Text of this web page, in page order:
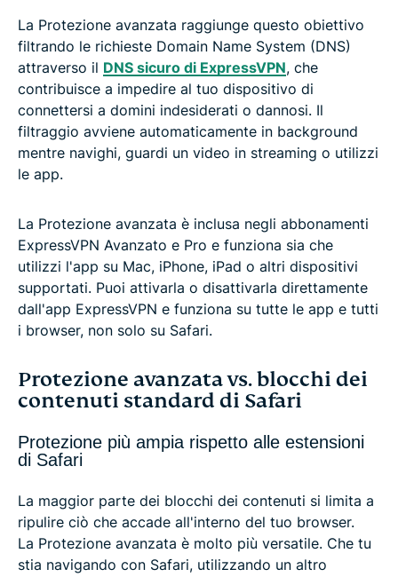
La Protezione avanzata raggiunge questo obiettivo
filtrando le richieste Domain Name System (DNS)
attraverso il DNS sicuro di ExpressVPN, che
contribuisce a impedire al tuo dispositivo di
connettersi a domini indesiderati o dannosi. Il
filtraggio avviene automaticamente in background
mentre navighi, guardi un video in streaming o utilizzi
le app.
La Protezione avanzata è inclusa negli abbonamenti
ExpressVPN Avanzato e Pro e funziona sia che
utilizzi l'app su Mac, iPhone, iPad o altri dispositivi
supportati. Puoi attivarla o disattivarla direttamente
dall'app ExpressVPN e funziona su tutte le app e tutti
i browser, non solo su Safari.
Protezione avanzata vs. blocchi dei
contenuti standard di Safari
Protezione più ampia rispetto alle estensioni
di Safari
La maggior parte dei blocchi dei contenuti si limita a
ripulire ciò che accade all'interno del tuo browser.
La Protezione avanzata è molto più versatile. Che tu
stia navigando con Safari, utilizzando un altro